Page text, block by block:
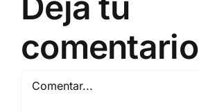
EN BARCELONA
comentario